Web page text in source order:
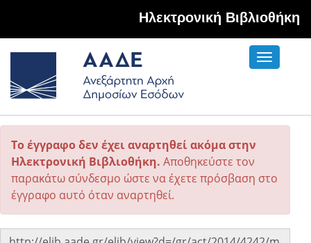
Hλεκτρονική Βιβλιοθήκη
Toggle
Το έγγραφο δεν έχει αναρτηθεί ακόμα στην
Ηλεκτρονική Βιβλιοθήκη. Αποθηκεύστε τον
παρακάτω σύνδεσμο ώστε να έχετε πρόσβαση στο
έγγραφο αυτό όταν αναρτηθεί.